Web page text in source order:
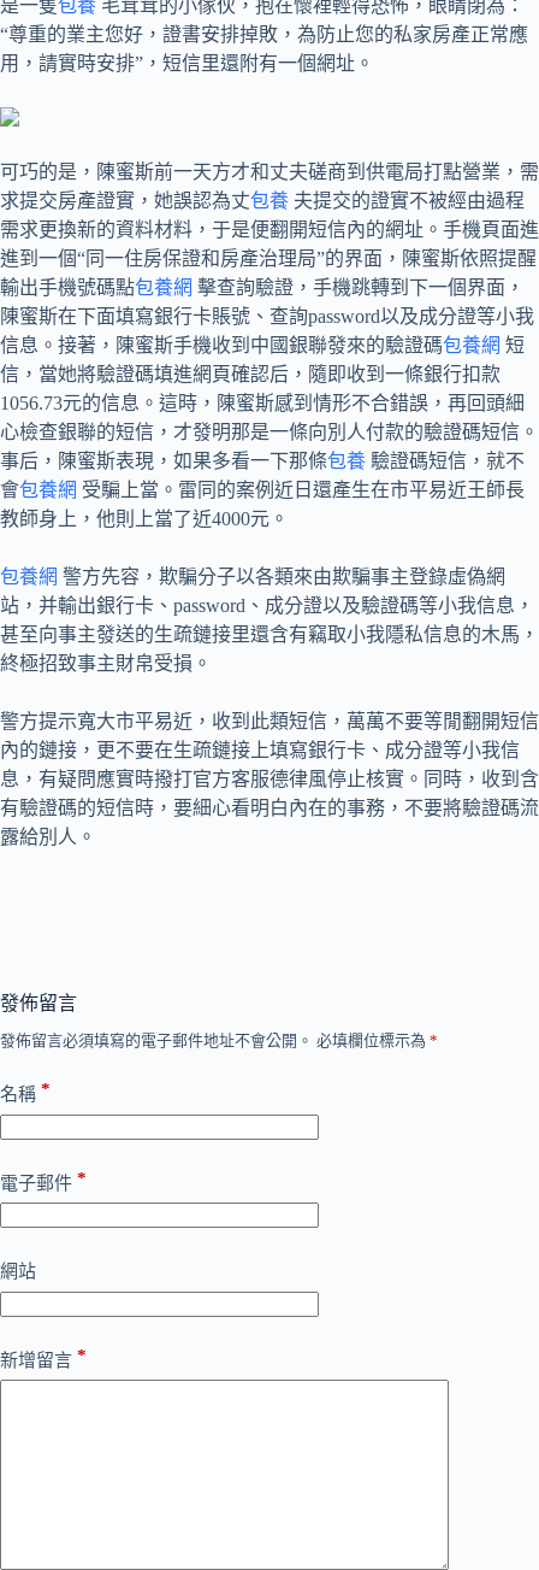
是一隻包養 毛茸茸的小傢伙，抱在懷裡輕得恐怖，眼睛閉為：
“尊重的業主您好，證書安排掉敗，為防止您的私家房產正常應
用，請實時安排”，短信里還附有一個網址。
可巧的是，陳蜜斯前一天方才和丈夫磋商到供電局打點營業，需
求提交房產證實，她誤認為丈包養 夫提交的證實不被經由過程
需求更換新的資料材料，于是便翻開短信內的網址。手機頁面進
進到一個“同一住房保證和房產治理局”的界面，陳蜜斯依照提醒
輸出手機號碼點包養網 擊查詢驗證，手機跳轉到下一個界面，
陳蜜斯在下面填寫銀行卡賬號、查詢password以及成分證等小我
信息。接著，陳蜜斯手機收到中國銀聯發來的驗證碼包養網 短
信，當她將驗證碼填進網頁確認后，隨即收到一條銀行扣款
1056.73元的信息。這時，陳蜜斯感到情形不合錯誤，再回頭細
心檢查銀聯的短信，才發明那是一條向別人付款的驗證碼短信。
事后，陳蜜斯表現，如果多看一下那條包養 驗證碼短信，就不
會包養網 受騙上當。雷同的案例近日還產生在市平易近王師長
教師身上，他則上當了近4000元。
包養網 警方先容，欺騙分子以各類來由欺騙事主登錄虛偽網
站，并輸出銀行卡、password、成分證以及驗證碼等小我信息，
甚至向事主發送的生疏鏈接里還含有竊取小我隱私信息的木馬，
終極招致事主財帛受損。
警方提示寬大市平易近，收到此類短信，萬萬不要等閒翻開短信
內的鏈接，更不要在生疏鏈接上填寫銀行卡、成分證等小我信
息，有疑問應實時撥打官方客服德律風停止核實。同時，收到含
有驗證碼的短信時，要細心看明白內在的事務，不要將驗證碼流
露給別人。
發佈留言
發佈留言必須填寫的電子郵件地址不會公開。 必填欄位標示為 *
名稱 *
電子郵件 *
網站
新增留言 *